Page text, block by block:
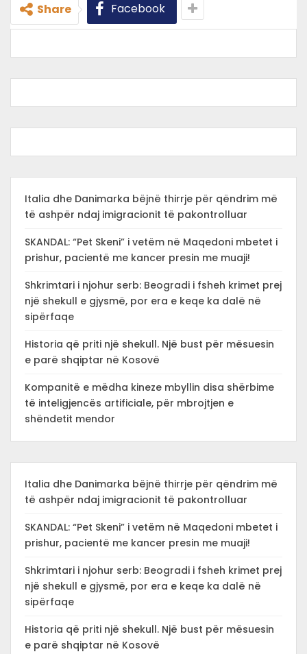
Share Facebook
Italia dhe Danimarka bëjnë thirrje për qëndrim më
të ashpër ndaj imigracionit të pakontrolluar
SKANDAL: “Pet Skeni” i vetëm në Maqedoni mbetet i
prishur, pacientë me kancer presin me muaji!
Shkrimtari i njohur serb: Beogradi i fsheh krimet prej
një shekull e gjysmë, por era e keqe ka dalë në
sipërfaqe
Historia që priti një shekull. Një bust për mësuesin
e parë shqiptar në Kosovë
Kompanitë e mëdha kineze mbyllin disa shërbime
të inteligjencës artificiale, për mbrojtjen e
shëndetit mendor
Italia dhe Danimarka bëjnë thirrje për qëndrim më
të ashpër ndaj imigracionit të pakontrolluar
SKANDAL: “Pet Skeni” i vetëm në Maqedoni mbetet i
prishur, pacientë me kancer presin me muaji!
Shkrimtari i njohur serb: Beogradi i fsheh krimet prej
një shekull e gjysmë, por era e keqe ka dalë në
sipërfaqe
Historia që priti një shekull. Një bust për mësuesin
e parë shqiptar në Kosovë